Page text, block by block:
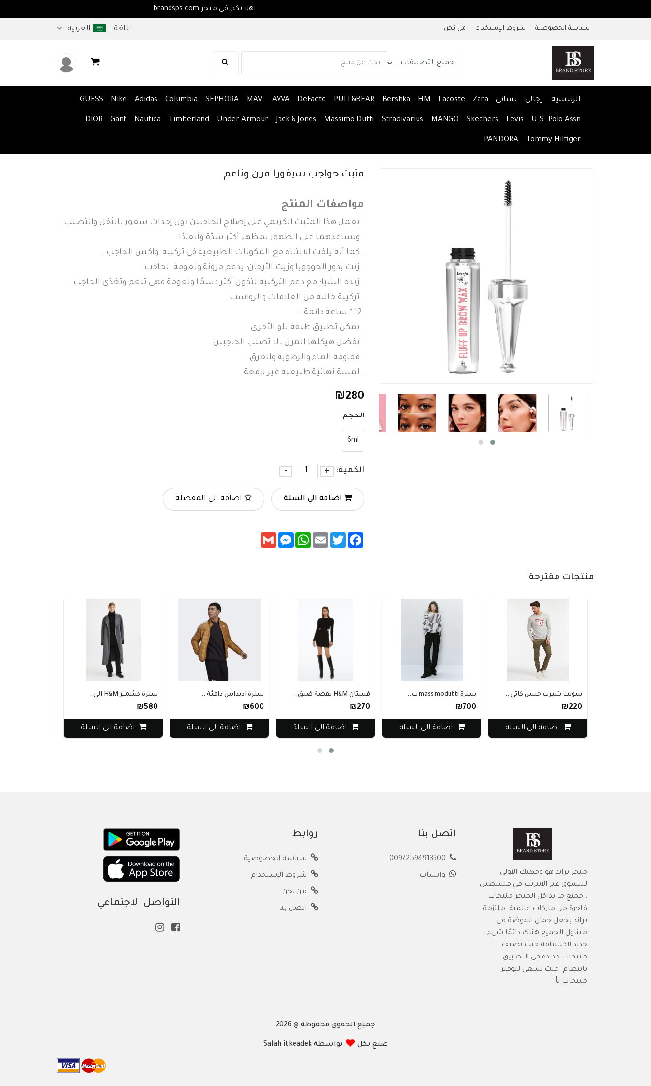
اهلا بكم في متجر brandsps.com
سياسة الخصوصية شروط الإستخدام من نحن اللغة : العربية
الرئيسية رجالي نسائي Zara
Lacoste
HM
Bershka
PULL&BEAR
DeFacto
AVVA
MAVI
SEPHORA
Columbia
Adidas
Nike
GUESS
U.S. Polo Assn
Levis
Skechers
MANGO
Stradivarius
Massimo Dutti
Jack & Jones
Under Armour
Timberland
Nautica
Gant
DIOR
Tommy Hilfiger
PANDORA
مثبت حواجب سيفورا مرن وناعم
مواصفات المنتج
. يعمل هذا المثبت الكريمي على إصلاح الحاجبين دون إحداث شعور بالثقل والتصلب .
. ويساعدهما على الظهور بمظهر أكثر شدّة وأبعادًا .
. كما أنه يلفت الانتباه مع المكونات الطبيعية في تركيبة واكس الحاجب .
. زيت بذور الجوجوبا وزيت الأرجان: يدعم مرونة ونعومة الحاجب .
. زبدة الشيا: مع دعم التركيبة لتكون أكثر دسمًا ونعومة فهي تنعم وتغذي الحاجب .
. تركيبة خالية من العلامات والرواسب .
.12 * ساعة دائمة .
. يمكن تطبيق طبقة تلو الأخرى .
. بفضل هيكلها المرن ، لا تصلب الحاجبين .
. مقاومة الماء والرطوبة والعرق .
. لمسة نهائية طبيعية غير لامعة .
₪280
الحجم
6ml
الكمية: +
-
اضافة الي السلة اضافة الي المفضلة
Facebook
Twitter
Email
WhatsApp
Messenger
Gmail
منتجات مقترحة
سويت شيرت جيس كاتي ..
₪220
اضافة الي السلة
سترة massimodutti ب..
₪700
اضافة الي السلة
فستان H&M بقصة ضيق..
₪270
اضافة الي السلة
سترة اديداس دافئة ..
₪600
اضافة الي السلة
سترة كشمير H&M الي..
₪580
اضافة الي السلة
متجر براند هو وجهتك الأولى
للتسوق عبر الانترنت في فلسطين
، جميع ما بداخل المتجر منتجات
فاخرة من ماركات عالمية. ملتزمة
براند بجعل جمال الموضة في
متناول الجميع هناك دائمًا شيء
جديد لاكتشافه حيث نضيف
منتجات جديدة في التطبيق
بانتظام. حيث نسعى لتوفير
منتجات بأ
اتصل بنا
واتساب
روابط
سياسة الخصوصية
شروط الإستخدام
من نحن
اتصل بنا التواصل الاجتماعي
جميع الحقوق محفوظة @ 2026
صنع بكل بواسطة Salah itkeadek